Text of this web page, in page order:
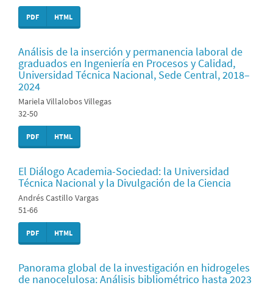
PDF HTML
Análisis de la inserción y permanencia laboral de
graduados en Ingeniería en Procesos y Calidad,
Universidad Técnica Nacional, Sede Central, 2018–
2024
Mariela Villalobos Villegas
32-50
PDF HTML
El Diálogo Academia-Sociedad: la Universidad
Técnica Nacional y la Divulgación de la Ciencia
Andrés Castillo Vargas
51-66
PDF HTML
Panorama global de la investigación en hidrogeles
de nanocelulosa: Análisis bibliométrico hasta 2023